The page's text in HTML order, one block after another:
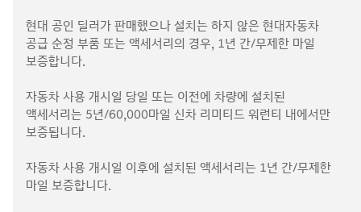
현대 공인 딜러가 판매했으나 설치는 하지 않은 현대자동차
공급 순정 부품 또는 액세서리의 경우, 1년 간/무제한 마일
보증합니다.
자동차 사용 개시일 당일 또는 이전에 차량에 설치된
액세서리는 5년/60,000마일 신차 리미티드 워런티 내에서만
보증됩니다.
자동차 사용 개시일 이후에 설치된 액세서리는 1년 간/무제한
마일 보증합니다.